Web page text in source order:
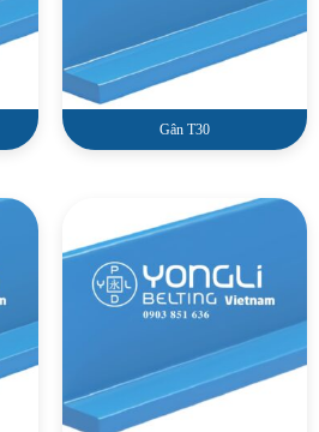
Gân T30